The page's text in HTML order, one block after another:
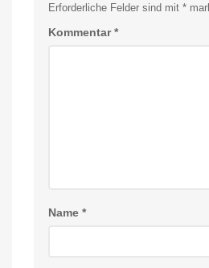
Erforderliche Felder sind mit *
Kommentar*
Name *